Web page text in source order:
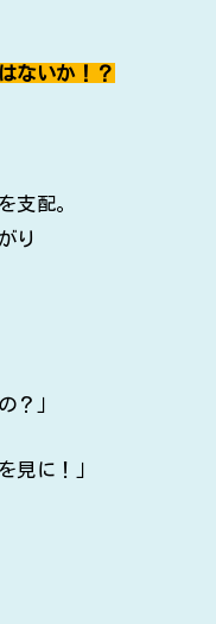
ないか！？
支配。
り
？」
見に！」